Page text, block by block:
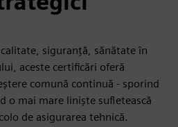
siguranță, sănătate în
aceste certificări oferă
comună continuă - sporind
o mai mare liniște sufletească
de asigurarea tehnică.